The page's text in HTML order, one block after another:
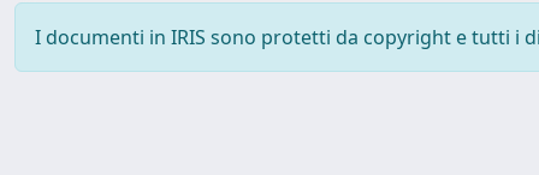
I documenti in IRIS sono protetti da copyright e tutti i